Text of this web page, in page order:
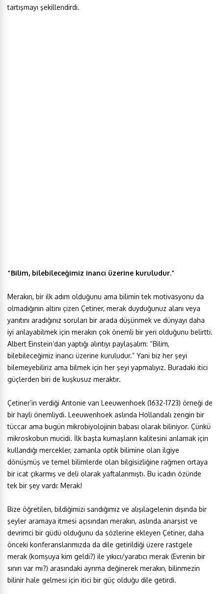
tartışmayı şekillendirdi.
“Bilim, bilebileceğimiz inancı üzerine kuruludur.”
Merakın, bir ilk adım olduğunu ama bilimin tek motivasyonu da
olmadığının altını çizen Çetiner, merak duyduğunuz alanı veya
yanıtını aradığınız soruları bir arada düşünmek ve dünyayı daha
iyi anlayabilmek için merakın çok önemli bir yeri olduğunu belirtti.
Albert Einstein’dan yaptığı alıntıyı paylaşalım: “Bilim,
bilebileceğimiz inancı üzerine kuruludur.” Yani biz her şeyi
bilemeyebiliriz ama bilmek için her şeyi yapmalıyız. Buradaki itici
güçlerden biri de kuşkusuz meraktır.
Çetiner’in verdiği Antonie van Leeuwenhoek (1632-1723) örneği de
bir hayli önemliydi. Leeuwenhoek aslında Hollandalı zengin bir
tüccar ama bugün mikrobiyolojinin babası olarak biliniyor. Çünkü
mikroskobun mucidi. İlk başta kumaşların kalitesini anlamak için
kullandığı mercekler, zamanla optik bilimine olan ilgiye
dönüşmüş ve temel bilimlerde olan bilgisizliğine rağmen ortaya
bir icat çıkarmış ve deli olarak yaftalanmıştı. Bu icadın özünde
tek bir şey vardı: Merak!
Bize öğretilen, bildiğimizi sandığımız ve alışılagelenin dışında bir
şeyler aramaya itmesi açısından merakın, aslında anarşist ve
devrimci bir güdü olduğunu da sözlerine ekleyen Çetiner, daha
önceki konferanslarımızda da dile getirildiği üzere rastgele
merak (komşuya kim geldi?) ile yıkıcı/yaratıcı merak (Evrenin bir
sınırı var mı?) arasındaki ayrıma değinerek merakın, bilinmezin
bilinir hale gelmesi için itici bir güç olduğu dile getirdi.